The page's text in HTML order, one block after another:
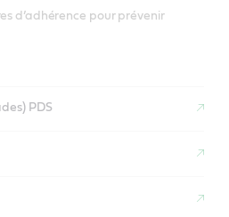
d’adhérence pour prévenir
PDS